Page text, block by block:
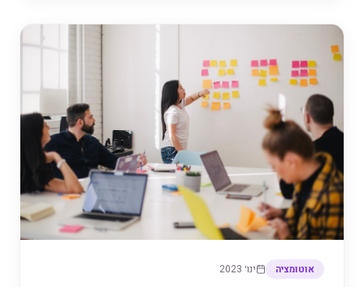
אוטומציה ינו׳ 2023